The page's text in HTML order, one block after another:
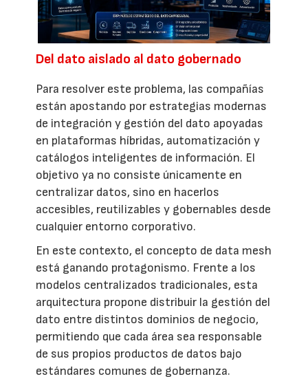
Del dato aislado al dato gobernado
Para resolver este problema, las compañías
están apostando por estrategias modernas
de integración y gestión del dato apoyadas
en plataformas híbridas, automatización y
catálogos inteligentes de información. El
objetivo ya no consiste únicamente en
centralizar datos, sino en hacerlos
accesibles, reutilizables y gobernables desde
cualquier entorno corporativo.
En este contexto, el concepto de data mesh
está ganando protagonismo. Frente a los
modelos centralizados tradicionales, esta
arquitectura propone distribuir la gestión del
dato entre distintos dominios de negocio,
permitiendo que cada área sea responsable
de sus propios productos de datos bajo
estándares comunes de gobernanza.